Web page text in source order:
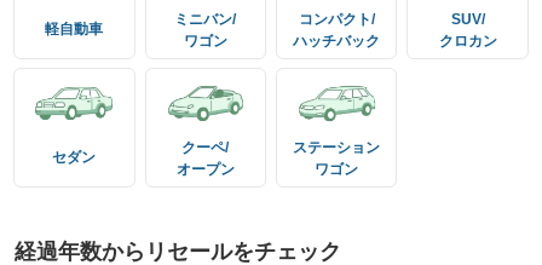
軽自動車
ミニバン/
ワゴン
コンパクト/
ハッチバック
SUV/
クロカン
セダン
クーペ/
オープン
ステーション
ワゴン
経過年数からリセールをチェック